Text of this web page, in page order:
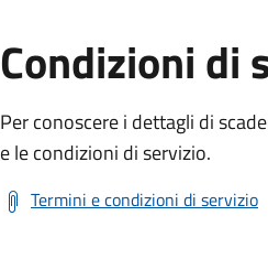
Condizioni di
Per conoscere i dettagli di
e le condizioni di servizio.
Termini e condizioni di servizio